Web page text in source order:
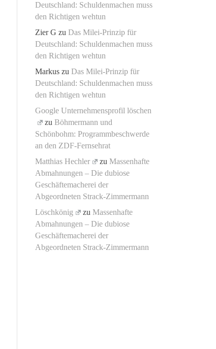
Deutschland: Schuldenmachen muss
den Richtigen wehtun
Zier G zu Das Milei-Prinzip für
Deutschland: Schuldenmachen muss
den Richtigen wehtun
Markus zu Das Milei-Prinzip für
Deutschland: Schuldenmachen muss
den Richtigen wehtun
Google Unternehmensprofil löschen
zu Böhmermann und
Schönbohm: Programmbeschwerde
an den ZDF-Fernsehrat
Matthias Hechler
zu Massenhafte
Abmahnungen – Die dubiose
Geschäftemacherei der
Abgeordneten Strack-Zimmermann
Löschkönig
zu Massenhafte
Abmahnungen – Die dubiose
Geschäftemacherei der
Abgeordneten Strack-Zimmermann